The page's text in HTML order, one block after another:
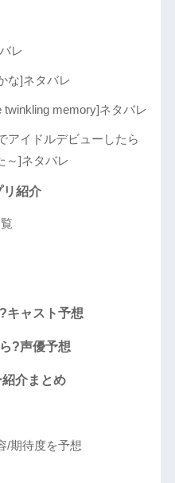
レ
な]ネタバレ
memory]ネタバレ
アイドルデビューしたら
～]ネタバレ
リ紹介
キャスト予想
?声優予想
介まとめ
/期待度を予想